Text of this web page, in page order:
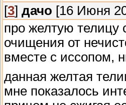
[3] дачо [16 Июня
про желтую телицу
очищения от
вместе с иссопом,
данная желтая
мне показалось